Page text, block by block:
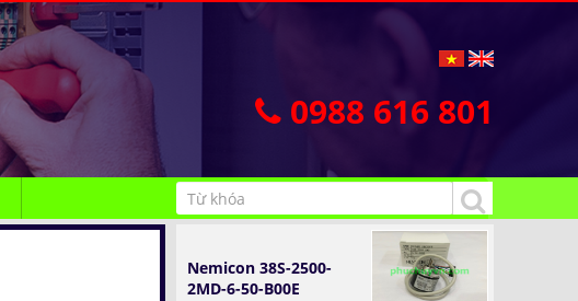
0988 616 801
Nemicon 38S-2500-
2MD-6-50-B00E